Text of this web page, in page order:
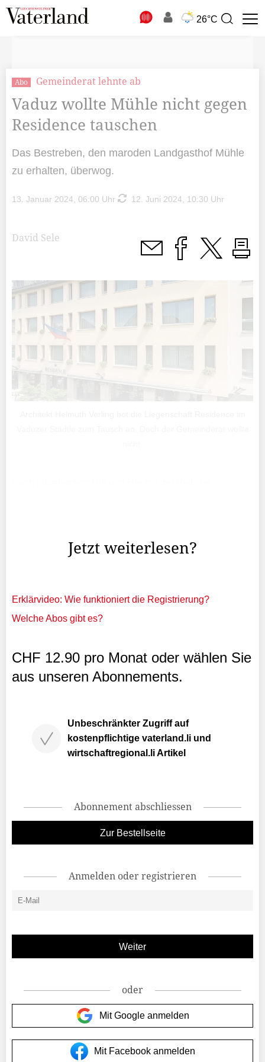
26°C
Suchbegriff
Abo Gemeinderat lehnte ab
Vaduz wollte Mühle nicht gegen
Residence tauschen
Das Bestreben, den maroden Landgasthof Mühle
zu erhalten, überwog.
13. Januar 2024, 06:00 Uhr 12. Juni 2024, 10:30 Uhr
David Sele
Jetzt weiterlesen?
Erklärvideo: Wie funktioniert die Registrierung?
Welche Abos gibt es?
CHF 12.90 pro Monat oder wählen Sie
aus unseren Abonnements.
Unbeschränkter Zugriff auf
kostenpflichtige vaterland.li und
wirtschaftregional.li Artikel
Abonnement abschliessen
Zur Bestellseite
Anmelden oder registrieren
oder
Mit Google anmelden
Mit Facebook anmelden